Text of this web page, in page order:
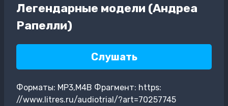
Легендарные модели (Андреа
Рапелли)
Слушать
Форматы: MP3,M4B Фрагмент: https:
//www.litres.ru/audiotrial/?art=70257745